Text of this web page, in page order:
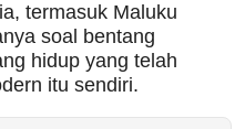
termasuk Maluku
soal bentang
hidup yang telah
itu sendiri.